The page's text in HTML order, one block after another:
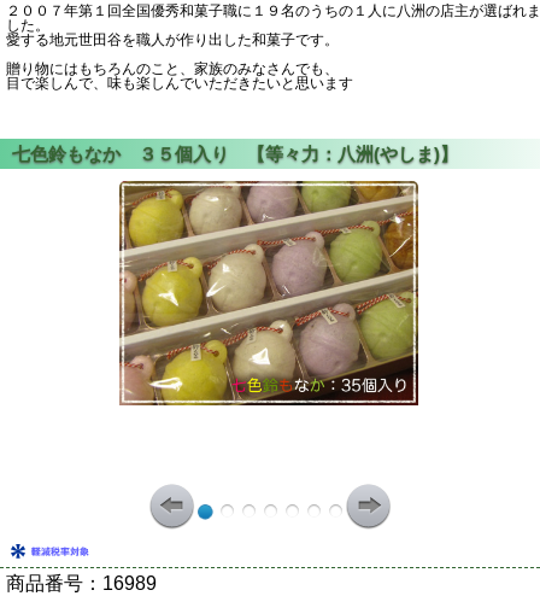
２００７年第１回全国優秀和菓子職に１９名のうちの１人に八洲の店主が選ばれま
した。
愛する地元世田谷を職人が作り出した和菓子です。
贈り物にはもちろんのこと、家族のみなさんでも、
目で楽しんで、味も楽しんでいただきたいと思います
商品番号： 16989